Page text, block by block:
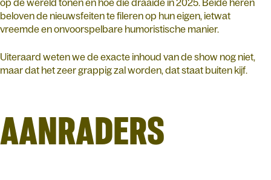
beloven de nieuwsfeiten te fileren op hun eigen, ietwat
vreemde en onvoorspelbare humoristische manier.
Uiteraard weten we de exacte inhoud van de show nog niet,
maar dat het zeer grappig zal worden, dat staat buiten kijf.
AANRADERS